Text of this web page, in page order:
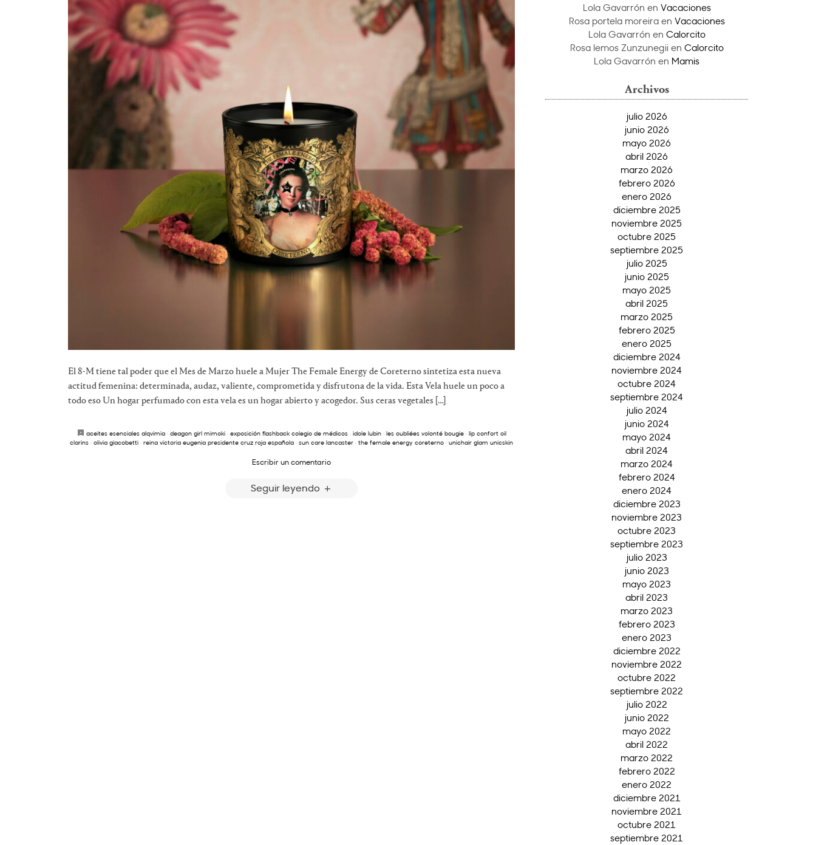
El 8-M tiene tal poder que el Mes de Marzo huele a Mujer The Female Energy de Coreterno sintetiza esta nueva
actitud femenina: determinada, audaz, valiente, comprometida y disfrutona de la vida. Esta Vela huele un poco a
todo eso Un hogar perfumado con esta vela es un hogar abierto y acogedor. Sus ceras vegetales […]
aceites esenciales alqvimia· deagon girl mimoki· exposición flashback colegio de médicos· idole lubin· les oubliées volonté bougie· lip confort oil
clarins · olivia giacobetti · reina victoria eugenia presidente cruz roja española · sun care lancaster · the female energy coreterno · unichair glam unicskin
Escribir un comentario
Seguir leyendo
Lola Gavarrón en Vacaciones
Rosa portela moreiraen Vacaciones
Lola Gavarrón en Calorcito
Rosa lemos Zunzunegiien Calorcito
Lola Gavarrón en Mamis
Archivos
julio 2026
junio 2026
mayo 2026
abril 2026
marzo 2026
febrero 2026
enero 2026
diciembre 2025
noviembre 2025
octubre 2025
septiembre 2025
julio 2025
junio 2025
mayo 2025
abril 2025
marzo 2025
febrero 2025
enero 2025
diciembre 2024
noviembre 2024
octubre 2024
septiembre 2024
julio 2024
junio 2024
mayo 2024
abril 2024
marzo 2024
febrero 2024
enero 2024
diciembre 2023
noviembre 2023
octubre 2023
septiembre 2023
julio 2023
junio 2023
mayo 2023
abril 2023
marzo 2023
febrero 2023
enero 2023
diciembre 2022
noviembre 2022
octubre 2022
septiembre 2022
julio 2022
junio 2022
mayo 2022
abril 2022
marzo 2022
febrero 2022
enero 2022
diciembre 2021
noviembre 2021
octubre 2021
septiembre 2021